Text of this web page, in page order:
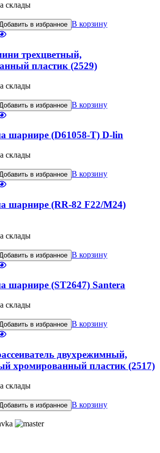
склады
в избранное В корзину
трехцветный,
пластик (2529)
склады
Добавить в избранное В корзину
шарнире (D61058-T) D-lin
склады
в избранное В корзину
шарнире (RR-82 F22/М24)
склады
Добавить в избранное В корзину
шарнире (ST2647) Santera
склады
в избранное В корзину
двухрежимный,
хромированный пластик (2517)
склады
Добавить в избранное В корзину